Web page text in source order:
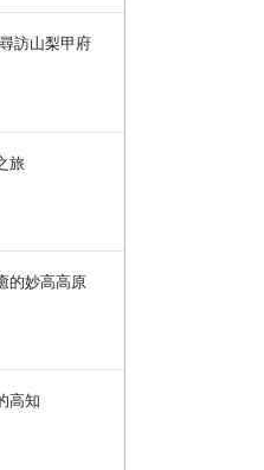
訪山梨甲府
旅
的妙高高原
高知